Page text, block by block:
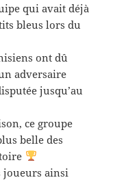
qui avait déjà
bleus lors du
ont dû
adversaire
jusqu’au
ce groupe
belle des
joueurs ainsi